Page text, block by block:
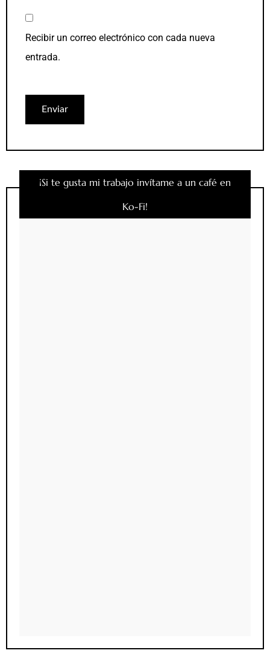
Recibir un correo electrónico con cada nueva
entrada.
¡Si te gusta mi trabajo invítame a un café en
Ko-Fi!